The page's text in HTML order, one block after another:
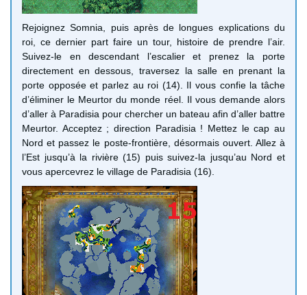
Rejoignez Somnia, puis après de longues explications du
roi, ce dernier part faire un tour, histoire de prendre l’air.
Suivez-le en descendant l’escalier et prenez la porte
directement en dessous, traversez la salle en prenant la
porte opposée et parlez au roi (14). Il vous confie la tâche
d’éliminer le Meurtor du monde réel. Il vous demande alors
d’aller à Paradisia pour chercher un bateau afin d’aller battre
Meurtor. Acceptez ; direction Paradisia ! Mettez le cap au
Nord et passez le poste-frontière, désormais ouvert. Allez à
l’Est jusqu’à la rivière (15) puis suivez-la jusqu’au Nord et
vous apercevrez le village de Paradisia (16).